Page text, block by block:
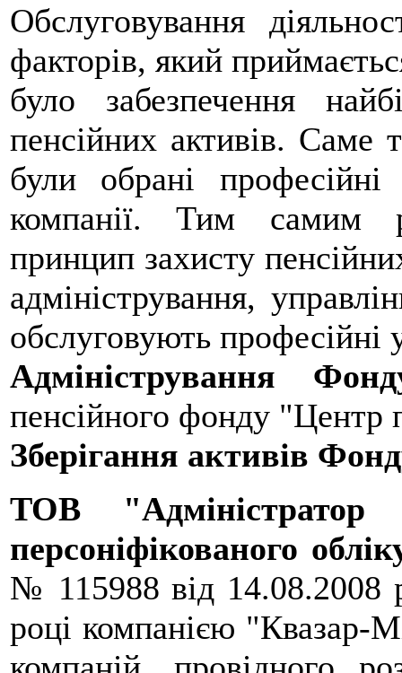
Обслуговування
факторів, який
було забезпечення
пенсійних активів. Саме
були обрані
компанії. Тим самим
принцип захисту
адміністрування,
обслуговують професійні
Адміністрування
пенсійного фонду "Центр
Зберігання активів
ТОВ "Адміністратор
персоніфікованого
№ 115988 від 14.08.2008
році компанією "Квазар-